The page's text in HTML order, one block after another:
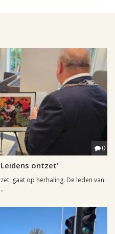
0
ontzet’
gaat op herhaling. De leden van